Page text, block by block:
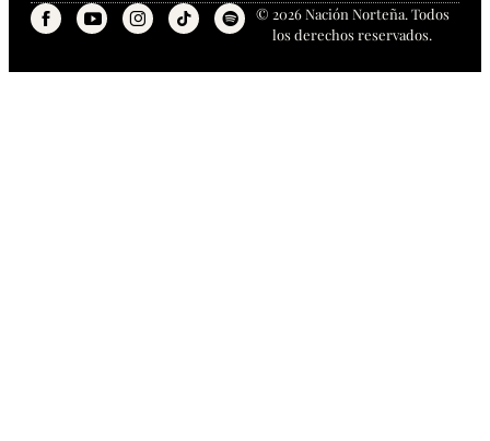
© 2026 Nación Norteña. Todos
los derechos reservados.